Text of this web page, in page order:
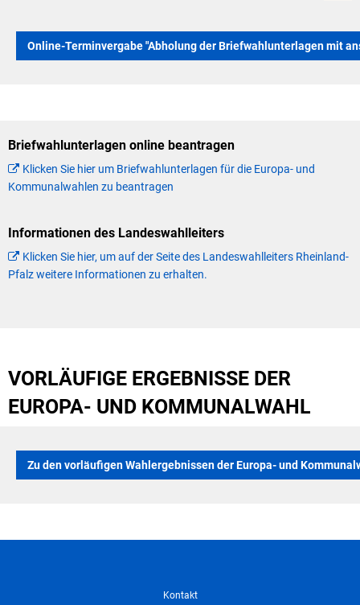
Online-Terminvergabe "Abholung der Briefwahlunterlagen mit
Briefwahlunterlagen online beantragen
Klicken Sie hier um Briefwahlunterlagen für die Europa- und
Kommunalwahlen zu beantragen
Informationen des Landeswahlleiters
Klicken Sie hier, um auf der Seite des Landeswahlleiters Rheinland-
Pfalz weitere Informationen zu erhalten.
VORLÄUFIGE ERGEBNISSE DER
EUROPA- UND KOMMUNALWAHL
Zu den vorläufigen Wahlergebnissen der Europa- und
Kontakt